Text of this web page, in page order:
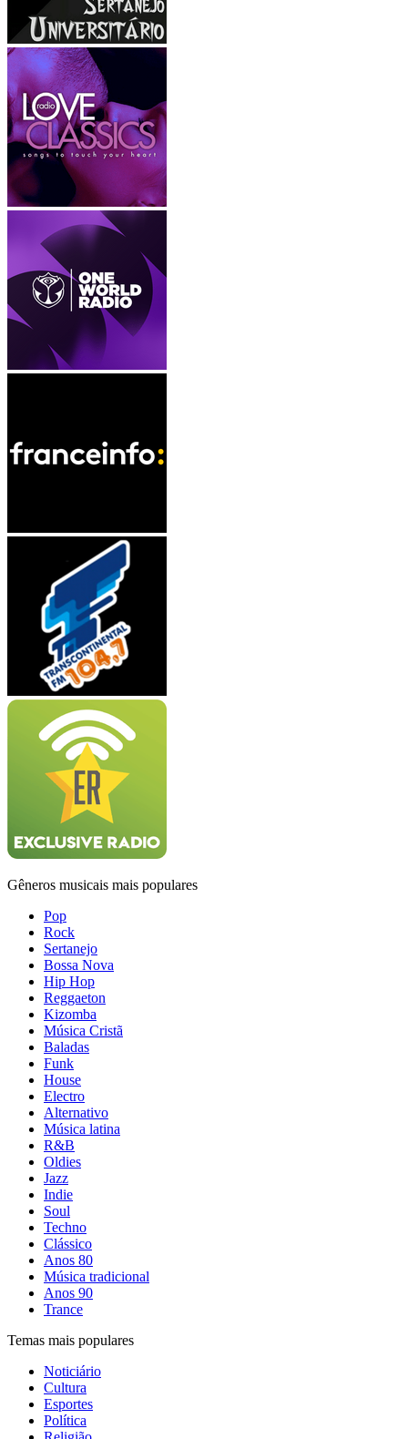
Gêneros musicais mais populares
Pop
Rock
Sertanejo
Bossa Nova
Hip Hop
Reggaeton
Kizomba
Música Cristã
Baladas
Funk
House
Electro
Alternativo
Música latina
R&B
Oldies
Jazz
Indie
Soul
Techno
Clássico
Anos 80
Música tradicional
Anos 90
Trance
Temas mais populares
Noticiário
Cultura
Esportes
Política